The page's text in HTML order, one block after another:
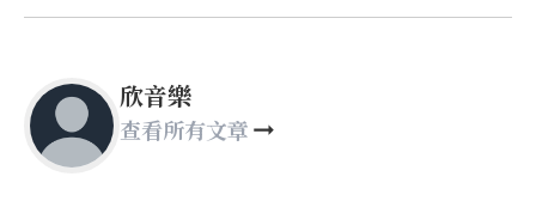
欣音樂
查看所有文章